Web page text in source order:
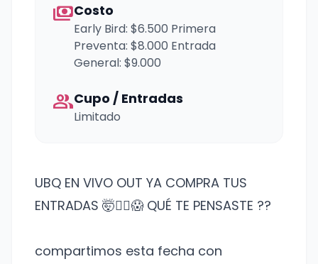
paymentsCosto
Early Bird: $6.500 Primera
Preventa: $8.000 Entrada
General: $9.000
groupCupo / Entradas
Limitado
UBQ EN VIVO OUT YA COMPRA TUS
ENTRADAS 🤯❤️‍🔥😱 QUÉ TE PENSASTE ??
compartimos esta fecha con